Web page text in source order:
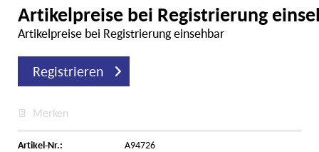
Artikelpreise bei Registrierung
Artikelpreise bei Registrierung einsehbar
Registrieren
Merken
Artikel-Nr.:
A94726